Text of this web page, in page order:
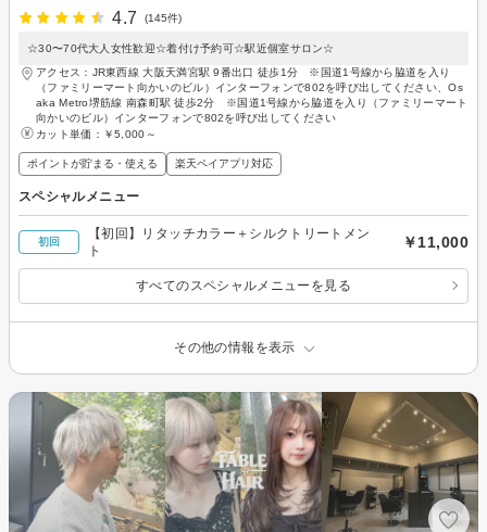
4.7
(145件)
☆30〜70代大人女性歓迎☆着付け予約可☆駅近個室サロン☆
アクセス：JR東西線 大阪天満宮駅 9番出口 徒歩1分 ※国道1号線から脇道を入り
（ファミリーマート向かいのビル）インターフォンで802を呼び出してください、Os
aka Metro堺筋線 南森町駅 徒歩2分 ※国道1号線から脇道を入り（ファミリーマート
向かいのビル）インターフォンで802を呼び出してください
カット単価： ￥5,000～
ポイントが貯まる・使える 楽天ペイアプリ対応
スペシャルメニュー
初回
【初回】リタッチカラー＋シルクトリートメン
ト
￥11,000
すべてのスペシャルメニューを見る
その他の情報を表示